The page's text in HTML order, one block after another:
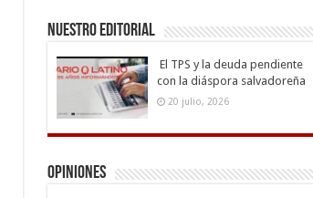
Nuestro Editorial
El TPS y la deuda pendiente
con la diáspora salvadoreña
20 julio, 2026
Opiniones